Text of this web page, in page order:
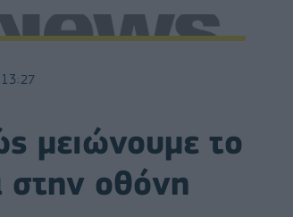
13:27
μειώνουμε το
στην οθόνη